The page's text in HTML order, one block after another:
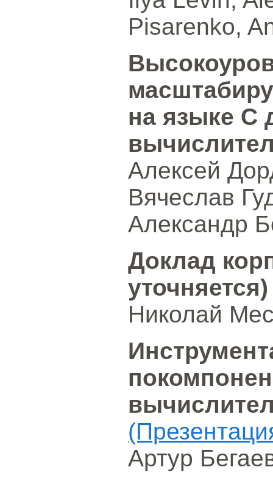
Pisarenko,
на языке C
Алексей
Вячеслав
Александр
Доклад
уточняется)
Николай
Артур